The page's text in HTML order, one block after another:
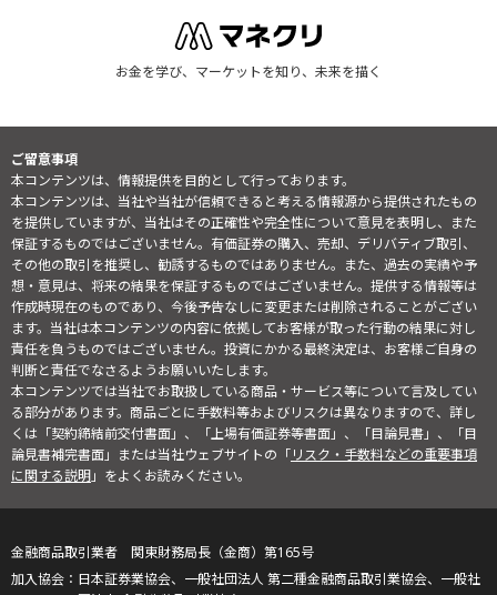
お金を学び、マーケットを知り、未来を描く
ご留意事項
本コンテンツは、情報提供を目的として行っております。
本コンテンツは、当社や当社が信頼できると考える情報源から提供されたもの
を提供していますが、当社はその正確性や完全性について意見を表明し、また
保証するものではございません。有価証券の購入、売却、デリバティブ取引、
その他の取引を推奨し、勧誘するものではありません。また、過去の実績や予
想・意見は、将来の結果を保証するものではございません。提供する情報等は
作成時現在のものであり、今後予告なしに変更または削除されることがござい
ます。当社は本コンテンツの内容に依拠してお客様が取った行動の結果に対し
責任を負うものではございません。投資にかかる最終決定は、お客様ご自身の
判断と責任でなさるようお願いいたします。
本コンテンツでは当社でお取扱している商品・サービス等について言及してい
る部分があります。商品ごとに手数料等およびリスクは異なりますので、詳し
くは「契約締結前交付書面」、「上場有価証券等書面」、「目論見書」、「目
論見書補完書面」または当社ウェブサイトの「リスク・手数料などの重要事項
に関する説明」をよくお読みください。
金融商品取引業者 関東財務局長（金商）第165号
日本証券業協会、一般社団法人 第二種金融商品取引業協会、一般社